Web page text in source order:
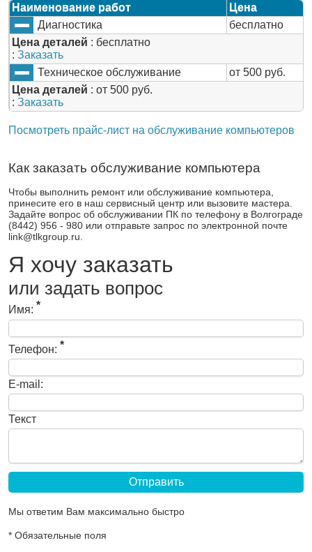
Наименование работ
Цена
Диагностика
бесплатно
Цена деталей : бесплатно
: Заказать
Техническое обслуживание
от 500 руб.
Цена деталей : от 500 руб.
: Заказать
Посмотреть прайс-лист на обслуживание компьютеров
Как заказать обслуживание компьютера
Чтобы выполнить ремонт или обслуживание компьютера,
принесите его в наш сервисный центр или вызовите мастера.
Задайте вопрос об обслуживании ПК по телефону в Волгограде
(8442) 956 - 980 или отправьте запрос по электронной почте
link@tlkgroup.ru.
Я хочу заказать
или задать вопрос
Имя: *
Телефон: *
E-mail:
Текст
Мы ответим Вам максимально быстро
* Обязательные поля